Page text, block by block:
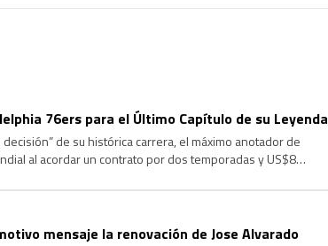
76ers para el Último Capítulo de su Leyenda
de su histórica carrera, el máximo anotador de
al acordar un contrato por dos temporadas y US$8
mensaje la renovación de Jose Alvarado